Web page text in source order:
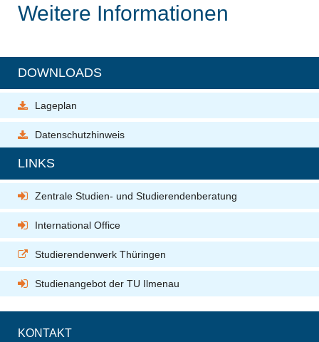
Weitere Informationen
DOWNLOADS
Lageplan
Datenschutzhinweis
LINKS
Zentrale Studien- und Studierendenberatung
International Office
Studierendenwerk Thüringen
Studienangebot der TU Ilmenau
KONTAKT